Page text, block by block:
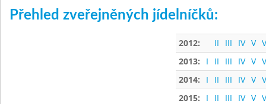
Přehled zveřejněných jídelníčků:
2012: II III IV V
2013:
I II III IV V
2014:
I II III IV V
2015:
I II III IV V